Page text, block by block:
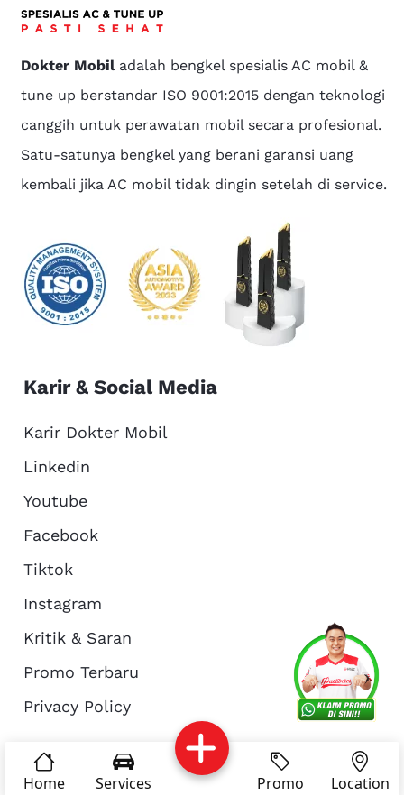
About Us
Reservasi Article
Home Services Promo Location
Dokter Mobiladalah bengkel spesialis AC mobil &
tune up berstandar ISO 9001:2015 dengan teknologi
canggih untuk perawatan mobil secara profesional.
Satu-satunya bengkel yang berani garansi uang
kembali jika AC mobil tidak dingin setelah di service.
Karir & Social Media
Karir Dokter Mobil
Linkedin
Youtube
Facebook
Tiktok
Instagram
Kritik & Saran
Promo Terbaru
Privacy Policy
© Copyright 2026 - Dokter Mobil Indonesia